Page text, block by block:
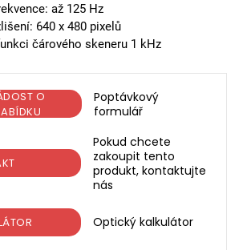
až 125 Hz
640 x 480 pixelů
čárového skeneru 1 kHz
Poptávkový
formulář
O
Pokud chcete
zakoupit tento
produkt, kontaktujte
nás
Optický kalkulátor